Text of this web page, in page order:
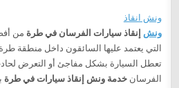
ونش انقاذ
ونش إنقاذ سيارات الفرسان في طرة من
التي يعتمد عليها السائقون داخل منطقة
تعطل السيارة بشكل مفاجئ أو التعرض
الفرسانخدمة ونش إنقاذ سيارات في طرة